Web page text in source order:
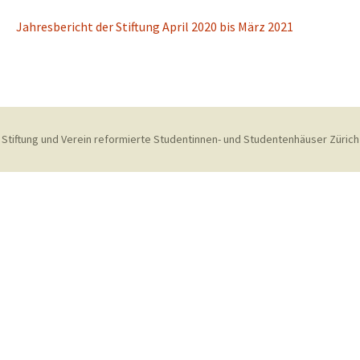
Jahresbericht der Stiftung April 2020 bis März 2021
Stiftung und Verein reformierte Studentinnen- und Studentenhäuser Zürich